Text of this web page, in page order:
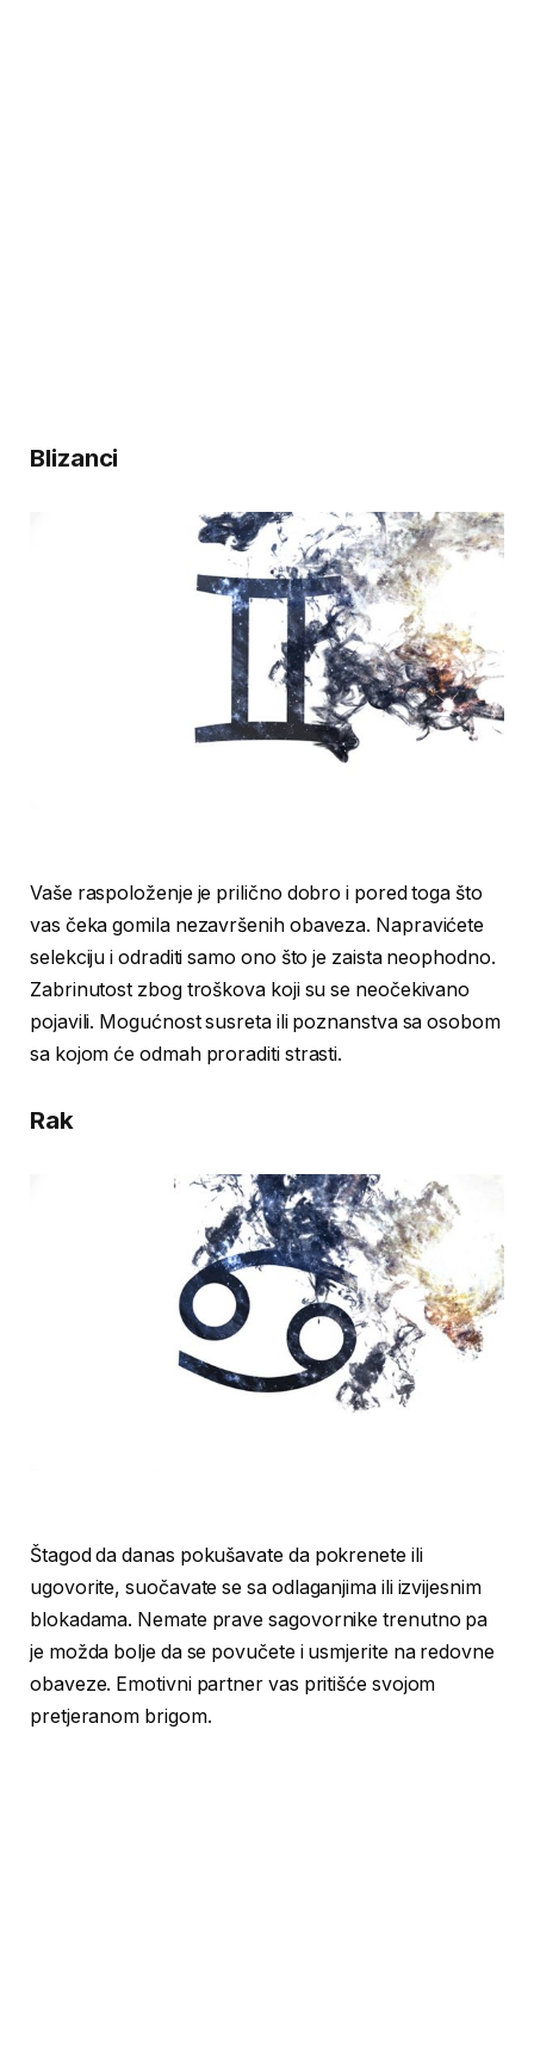
Blizanci
Vaše raspoloženje je prilično dobro i pored toga što
vas čeka gomila nezavršenih obaveza. Napravićete
selekciju i odraditi samo ono što je zaista neophodno.
Zabrinutost zbog troškova koji su se neočekivano
pojavili. Mogućnost susreta ili poznanstva sa osobom
sa kojom će odmah proraditi strasti.
Rak
Štagod da danas pokušavate da pokrenete ili
ugovorite, suočavate se sa odlaganjima ili izvijesnim
blokadama. Nemate prave sagovornike trenutno pa
je možda bolje da se povučete i usmjerite na redovne
obaveze. Emotivni partner vas pritišće svojom
pretjeranom brigom.